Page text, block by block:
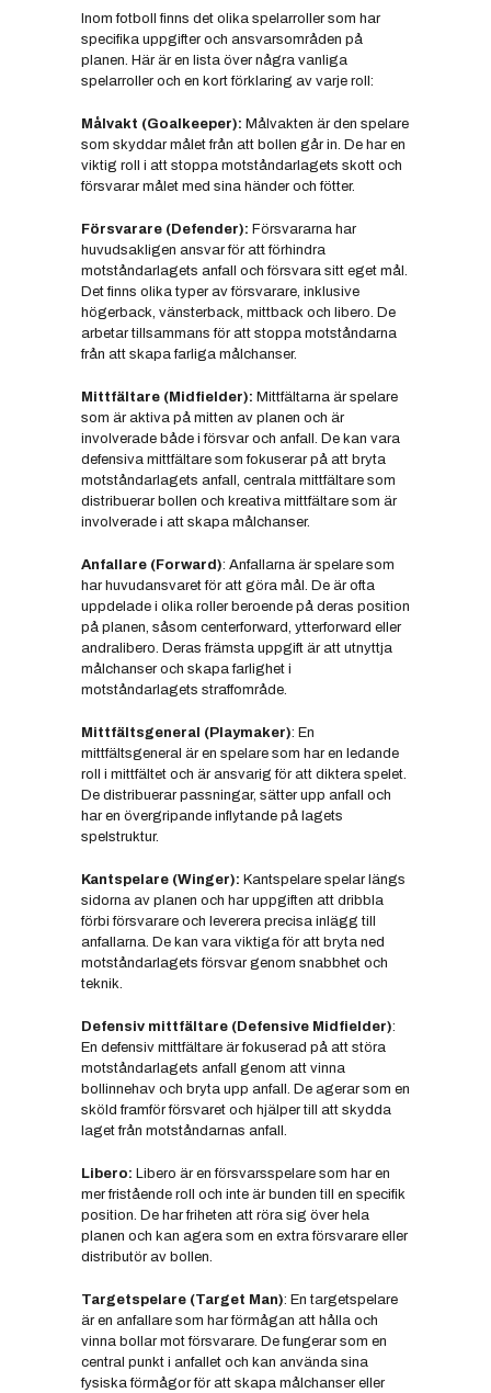
Inom fotboll finns det olika spelarroller som har
specifika uppgifter och ansvarsområden på
planen. Här är en lista över några vanliga
spelarroller och en kort förklaring av varje roll:
Målvakt (Goalkeeper): Målvakten är den spelare
som skyddar målet från att bollen går in. De har en
viktig roll i att stoppa motståndarlagets skott och
försvarar målet med sina händer och fötter.
Försvarare (Defender): Försvararna har
huvudsakligen ansvar för att förhindra
motståndarlagets anfall och försvara sitt eget mål.
Det finns olika typer av försvarare, inklusive
högerback, vänsterback, mittback och libero. De
arbetar tillsammans för att stoppa motståndarna
från att skapa farliga målchanser.
Mittfältare (Midfielder): Mittfältarna är spelare
som är aktiva på mitten av planen och är
involverade både i försvar och anfall. De kan vara
defensiva mittfältare som fokuserar på att bryta
motståndarlagets anfall, centrala mittfältare som
distribuerar bollen och kreativa mittfältare som är
involverade i att skapa målchanser.
Anfallare (Forward): Anfallarna är spelare som
har huvudansvaret för att göra mål. De är ofta
uppdelade i olika roller beroende på deras position
på planen, såsom centerforward, ytterforward eller
andralibero. Deras främsta uppgift är att utnyttja
målchanser och skapa farlighet i
motståndarlagets straffområde.
Mittfältsgeneral (Playmaker): En
mittfältsgeneral är en spelare som har en ledande
roll i mittfältet och är ansvarig för att diktera spelet.
De distribuerar passningar, sätter upp anfall och
har en övergripande inflytande på lagets
spelstruktur.
Kantspelare (Winger): Kantspelare spelar längs
sidorna av planen och har uppgiften att dribbla
förbi försvarare och leverera precisa inlägg till
anfallarna. De kan vara viktiga för att bryta ned
motståndarlagets försvar genom snabbhet och
teknik.
Defensiv mittfältare (Defensive Midfielder):
En defensiv mittfältare är fokuserad på att störa
motståndarlagets anfall genom att vinna
bollinnehav och bryta upp anfall. De agerar som en
sköld framför försvaret och hjälper till att skydda
laget från motståndarnas anfall.
Libero: Libero är en försvarsspelare som har en
mer fristående roll och inte är bunden till en specifik
position. De har friheten att röra sig över hela
planen och kan agera som en extra försvarare eller
distributör av bollen.
Targetspelare (Target Man): En targetspelare
är en anfallare som har förmågan att hålla och
vinna bollar mot försvarare. De fungerar som en
central punkt i anfallet och kan använda sina
fysiska förmågor för att skapa målchanser eller